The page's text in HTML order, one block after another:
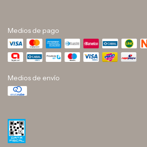
Medios de pago
Medios de envío